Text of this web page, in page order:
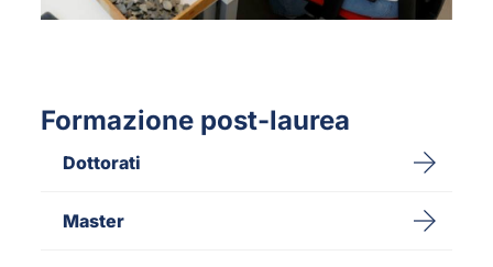
Formazione post-laurea
Dottorati
Master